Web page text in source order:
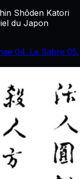
Shōden Katori
du Japon
04. Le Sabre 05.